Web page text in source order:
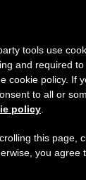
رسالة
tools use
and required
cookie policy. If
to all or
policy
this page,
you agree